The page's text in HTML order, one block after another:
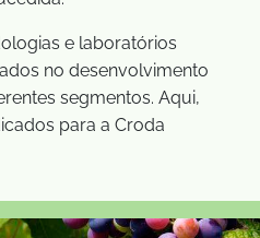
e laboratórios
no desenvolvimento
segmentos. Aqui,
para a Croda